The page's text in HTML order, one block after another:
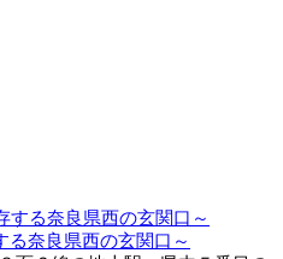
奈良県西の玄関口～